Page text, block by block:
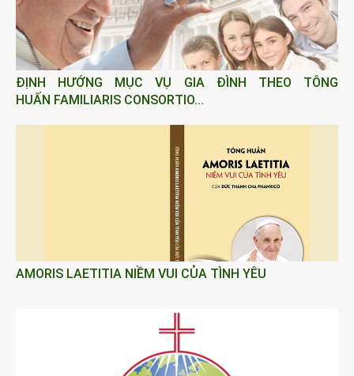
ĐỊNH HƯỚNG MỤC VỤ GIA ĐÌNH THEO TÔNG
HUẤN FAMILIARIS CONSORTIO...
AMORIS LAETITIA NIỀM VUI CỦA TÌNH YÊU